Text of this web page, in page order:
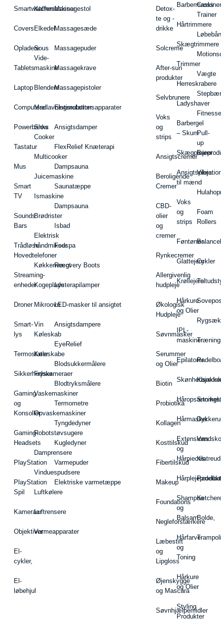
Smartwatches
Covers
Opladere
Tablets
Laptop
Computere
Powerbanks
Tastatur
Mus
Smart
TV
Sounds
Bars
Trådløse
Hovedtelefoner
Streaming-
enheder
Droner
Smart-
lys
Termostater
Sikkerhedskameraer
Gaming
og
Konsoller
Gaming-
Headsets
PlayStation
PlayStation
Spil
Kameraer
Objektiver
El-
cykler,
El-
løbehjul
Kaffemaskiner
Elkedel
Sous
Vide-
maskine
Blendere
Madlavningsrobotter
Slow
Cooker
Multicooker
Juicemaskine
Ismaskine
Brødrister
Elektrisk
håndmikser
Køkkenvægt
Kogeplade
Mikroovn
Vin
Køleskab
Køleskabe
Fryser
Vaskemaskiner
Opvaskemaskiner
Robotstøvsugere
Damprensere
Vinduespudsere
Luftkølere
Luftrensere
Varmeapparater
Massagestol
Massagesæde
Massagepuder
Massagekrave
Massagepistoler
Elstimulationsapparater
Ansigtsdamper
FlexRelief Knæterapi
Dampsauna
Saunatæppe
Dampsauna
Isbad
Fodspa
Recovery Boots
Lysterapilamper
LED-masker til ansigtet
Ansigtsdampere
EyeRelief
Blodsukkermålere
Blodtryksmålere
Termometre
Tyngdedyner
Kugledyner
Varmepuder
Elektriske varmetæppe
Detox-
te og -
drikke
Solcreme
After-sun
produkter
Selvbrunere
Voks
og
strips
Ansigtscremer
Beroligende
Cremer
CBD-
olier
og
cremer
Rynkecremer
Allergivenlig
hudpleje
Økologisk
Hudpleje
Søvnmasker
Serummer
og Olier
Biotin
Probiotika
Kollagen
Kosttilskud
Fibertilskud
Makeup
Foundations
Negleforstærkere
Læbestift
og
Lipgloss
Øjenskygge
og Mascara
Søvnhjælpemidler
Hårtrimmere
Skægtrimmere
Trimmer
Herreskrabere
Ladyshaver
Barbergel
– Skum
Ansigtspleje
til mænd
Voks
og
strips
Føntørrer
Glattejern
Krøllejern
Hårkure
og Olier
IPL-
maskiner
Epilatorer
Hårmasker
Extensions
og
Hårpieces
Shampoo
og
Balsam
Hårfarve
og
Toning
Hårkure
og Olier
Styling
Produkter
Cross
Trainer
Vægte
Pull-
up
Barer
Foam
Rollers
Cykler
Vandsko
Bolde,